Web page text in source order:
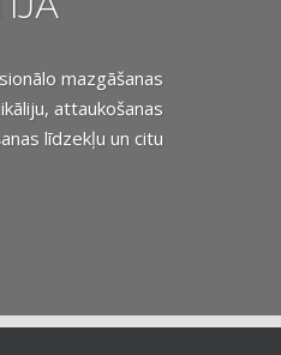
mazgāšanas
attaukošanas
līdzekļu un citu